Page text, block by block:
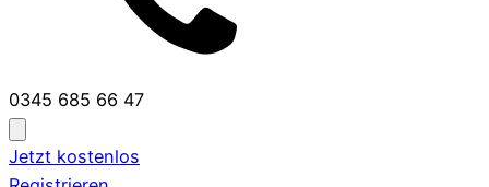
0345 685 66 47
Jetzt kostenlos